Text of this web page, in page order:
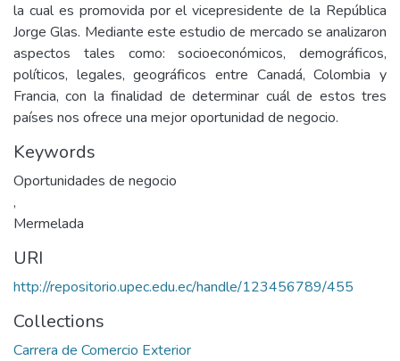
la cual es promovida por el vicepresidente de la República
Jorge Glas. Mediante este estudio de mercado se analizaron
aspectos tales como: socioeconómicos, demográficos,
políticos, legales, geográficos entre Canadá, Colombia y
Francia, con la finalidad de determinar cuál de estos tres
países nos ofrece una mejor oportunidad de negocio.
Keywords
Oportunidades de negocio
,
Mermelada
URI
http://repositorio.upec.edu.ec/handle/123456789/455
Collections
Carrera de Comercio Exterior